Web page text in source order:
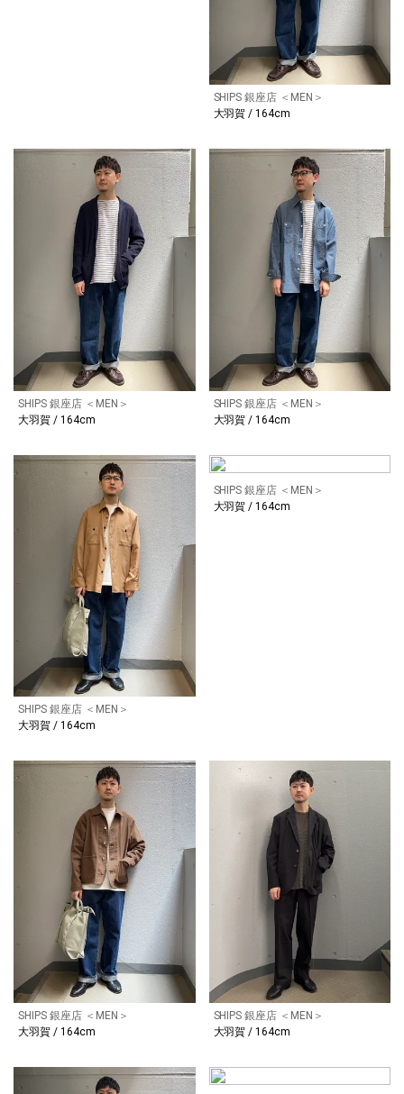
SHIPS 銀座店 ＜MEN＞
大羽賀 / 164cm
SHIPS 銀座店 ＜MEN＞
大羽賀 / 164cm
SHIPS 銀座店 ＜MEN＞
大羽賀 / 164cm
SHIPS 銀座店 ＜MEN＞
大羽賀 / 164cm
SHIPS 銀座店 ＜MEN＞
大羽賀 / 164cm
SHIPS 銀座店 ＜MEN＞
大羽賀 / 164cm
SHIPS 銀座店 ＜MEN＞
大羽賀 / 164cm